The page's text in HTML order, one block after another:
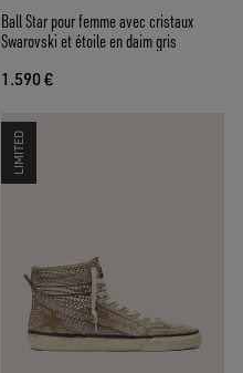
Ball Star pour femme avec cristaux
Swarovski et étoile en daim gris
1.590 €
LIMITED